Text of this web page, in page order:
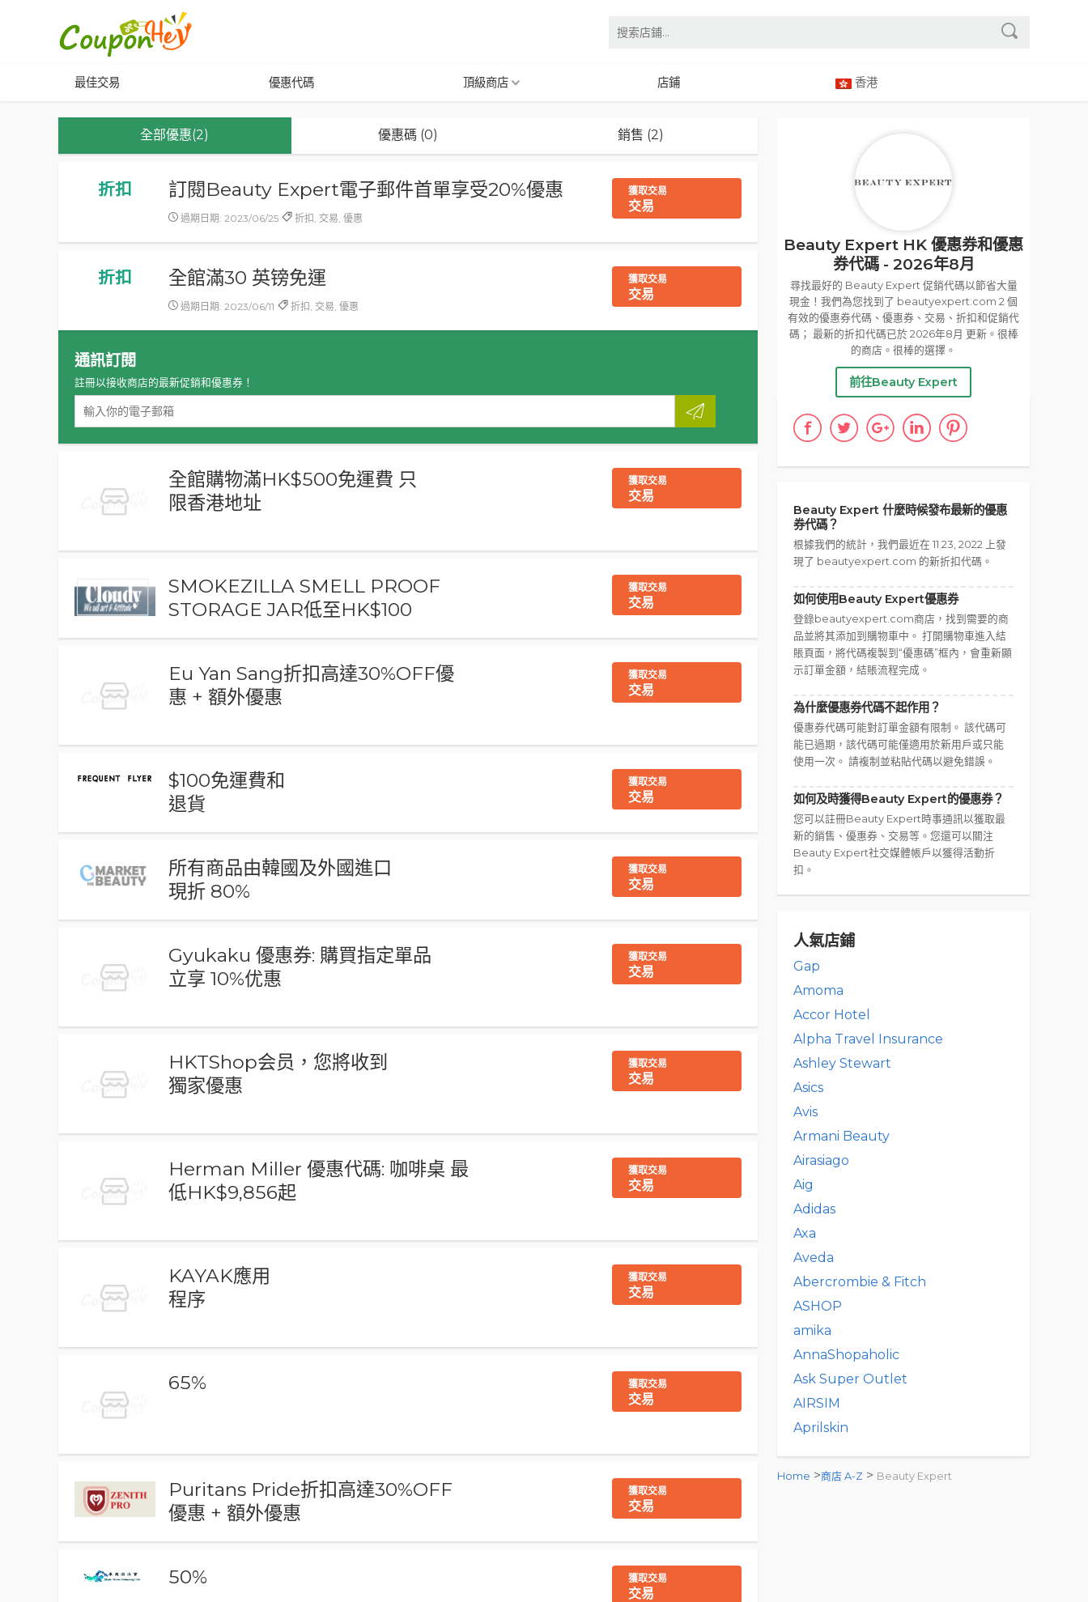
最佳交易 優惠代碼 頂級商店 店鋪 香港
全部優惠(2) 優惠碼 (0) 銷售 (2)
折扣 訂閱Beauty Expert電子郵件首單享受20%優惠
過期日期: 2023/06/25 折扣, 交易, 優惠
獲取交易
交易
折扣 全館滿30 英镑免運
過期日期: 2023/06/11 折扣, 交易, 優惠
獲取交易
交易
通訊訂閱
註冊以接收商店的最新促銷和優惠券！
全館購物滿HK$500免運費 只
限香港地址
獲取交易
交易
SMOKEZILLA SMELL PROOF
STORAGE JAR低至HK$100
獲取交易
交易
Eu Yan Sang折扣高達30%OFF優
惠 + 額外優惠
獲取交易
交易
$100免運費和
退貨
獲取交易
交易
所有商品由韓國及外國進口
現折 80%
獲取交易
交易
Gyukaku 優惠券: 購買指定單品
立享 10%优惠
獲取交易
交易
HKTShop会员，您將收到
獨家優惠
獲取交易
交易
Herman Miller 優惠代碼: 咖啡桌 最
低HK$9,856起
獲取交易
交易
KAYAK應用
程序
獲取交易
交易
65% 獲取交易
交易
Puritans Pride折扣高達30%OFF
優惠 + 額外優惠
獲取交易
交易
50% 獲取交易
交易
Beauty Expert HK 優惠券和優惠
券代碼 - 2026年8月
尋找最好的 Beauty Expert 促銷代碼以節省大量
現金！我們為您找到了 beautyexpert.com 2 個
有效的優惠券代碼、優惠券、交易、折扣和促銷代
碼； 最新的折扣代碼已於 2026年8月 更新。很棒
的商店。很棒的選擇。
前往Beauty Expert
Beauty Expert 什麼時候發布最新的優惠
券代碼？
根據我們的統計，我們最近在 11 23, 2022 上發
現了 beautyexpert.com 的新折扣代碼。
如何使用Beauty Expert優惠券
登錄beautyexpert.com商店，找到需要的商
品並將其添加到購物車中。 打開購物車進入結
賬頁面，將代碼複製到“優惠碼”框內，會重新顯
示訂單金額，結賬流程完成。
為什麼優惠券代碼不起作用？
優惠券代碼可能對訂單金額有限制。 該代碼可
能已過期，該代碼可能僅適用於新用戶或只能
使用一次。 請複制並粘貼代碼以避免錯誤。
如何及時獲得Beauty Expert的優惠券？
您可以註冊Beauty Expert時事通訊以獲取最
新的銷售、優惠券、交易等。您還可以關注
Beauty Expert社交媒體帳戶以獲得活動折
扣。
人氣店鋪
Gap
Amoma
Accor Hotel
Alpha Travel Insurance
Ashley Stewart
Asics
Avis
Armani Beauty
Airasiago
Aig
Adidas
Axa
Aveda
Abercrombie & Fitch
ASHOP
amika
AnnaShopaholic
Ask Super Outlet
AIRSIM
Aprilskin
Home >商店 A-Z > Beauty Expert